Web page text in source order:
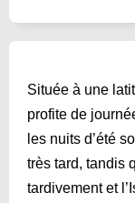
Située à une
profite de
les nuits d’été
très tard, tandis
tardivement et